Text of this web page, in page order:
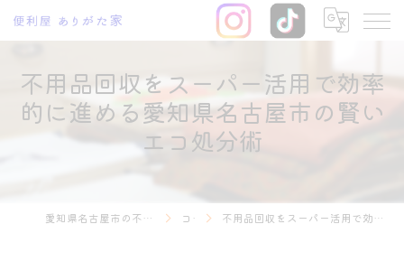
不用品回収をスーパー活用で効率
的に進める愛知県名古屋市の賢い
エコ処分術
愛知県名古屋市の不用品回収なら便利屋 ありがた家 コラム 不用品回収をスーパー活用で効率的に進める愛知県名古屋市の賢いエコ処分術